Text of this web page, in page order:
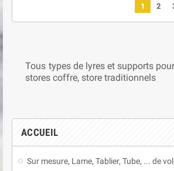
ACCUEIL
Sur mesure, Lame, Tablier, Tube, ... de
1 2
Tous types de lyres et supports
stores coffre, store traditionnels